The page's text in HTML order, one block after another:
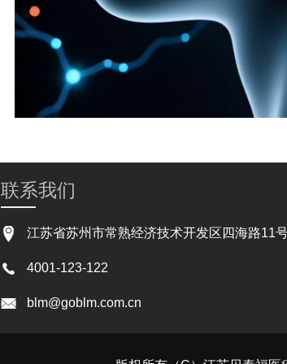
联系我们
江苏省苏州市常熟经济技术开发区四海路11
4001-123-122
blm@goblm.com.cn